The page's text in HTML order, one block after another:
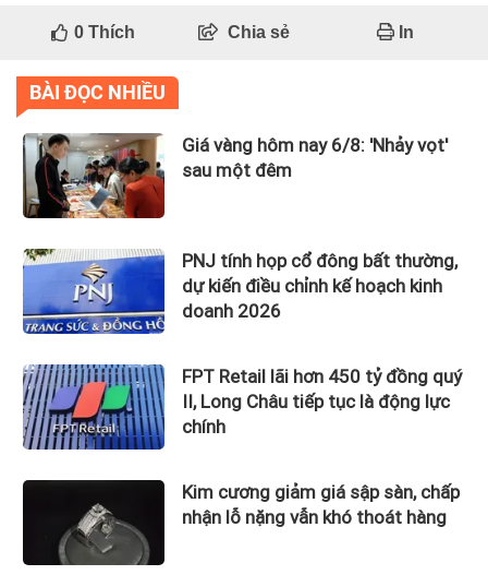
0Thích Chia sẻ In
BÀI ĐỌC NHIỀU
Giá vàng hôm nay 6/8: 'Nhảy vọt'
sau một đêm
PNJ tính họp cổ đông bất thường,
dự kiến điều chỉnh kế hoạch kinh
doanh 2026
FPT Retail lãi hơn 450 tỷ đồng quý
II, Long Châu tiếp tục là động lực
chính
Kim cương giảm giá sập sàn, chấp
nhận lỗ nặng vẫn khó thoát hàng